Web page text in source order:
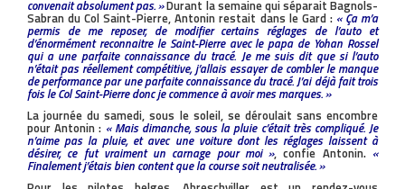
convenait absolument pas. »Durant la semaine qui séparait Bagnols-
Sabran du Col Saint-Pierre, Antonin restait dans le Gard : « Ça m’a
permis de me reposer, de modifier certains réglages de l’auto et
d’énormément reconnaitre le Saint-Pierre avec le papa de Yohan Rossel
qui a une parfaite connaissance du tracé. Je me suis dit que si l’auto
n’était pas réellement compétitive, j’allais essayer de combler le manque
de performance par une parfaite connaissance du tracé. J’ai déjà fait trois
fois le Col Saint-Pierre donc je commence à avoir mes marques. »
La journée du samedi, sous le soleil, se déroulait sans encombre
pour Antonin : « Mais dimanche, sous la pluie c’était très compliqué. Je
n’aime pas la pluie, et avec une voiture dont les réglages laissent à
désirer, ce fut vraiment un carnage pour moi », confie Antonin. «
Finalement j’étais bien content que la course soit neutralisée. »